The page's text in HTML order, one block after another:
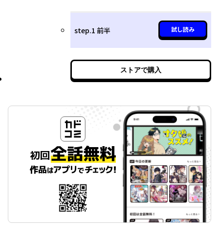
step.1 前半 試し読み
ストアで購入